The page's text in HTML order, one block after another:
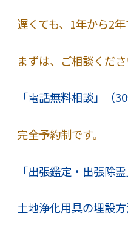
遅くても、1年から2年
まずは、ご相談くださ
「電話無料相談」（30
完全予約制です。
「出張鑑定・出張除霊
土地浄化用具の埋設